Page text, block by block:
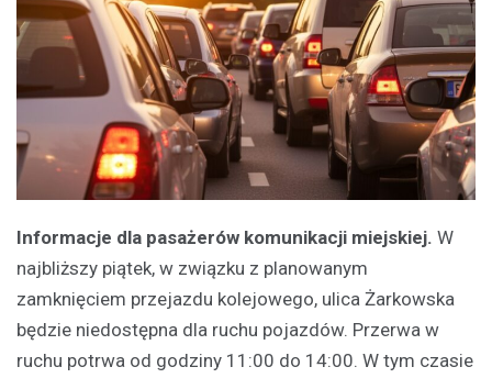
Informacje dla pasażerów komunikacji miejskiej. W
najbliższy piątek, w związku z planowanym
zamknięciem przejazdu kolejowego, ulica Żarkowska
będzie niedostępna dla ruchu pojazdów. Przerwa w
ruchu potrwa od godziny 11:00 do 14:00. W tym czasie